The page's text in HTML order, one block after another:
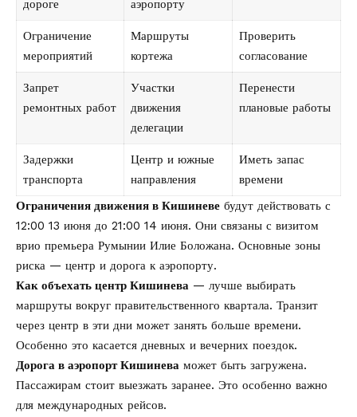
дороге
аэропорту
Ограничение
мероприятий
Маршруты
кортежа
Проверить
согласование
Запрет
ремонтных работ
Участки
движения
делегации
Перенести
плановые работы
Задержки
транспорта
Центр и южные
направления
Иметь запас
времени
Ограничения движения в Кишиневе будут действовать с
12:00 13 июня до 21:00 14 июня. Они связаны с визитом
врио премьера Румынии Илие Боложана. Основные зоны
риска — центр и дорога к аэропорту.
Как объехать центр Кишинева — лучше выбирать
маршруты вокруг правительственного квартала. Транзит
через центр в эти дни может занять больше времени.
Особенно это касается дневных и вечерних поездок.
Дорога в аэропорт Кишинева может быть загружена.
Пассажирам стоит выезжать заранее. Это особенно важно
для международных рейсов.